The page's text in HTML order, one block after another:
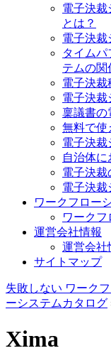
電子決裁
とは？
電子決裁
タイム
テムの関
電子決裁
電子決裁
稟議書の
無料で使
電子決裁
自治体
電子決裁
電子決裁
ワークフロー
ワークフ
運営会社情報
運営会社
サイトマップ
失敗しない ワーク
ーシステムカタログ
Xima